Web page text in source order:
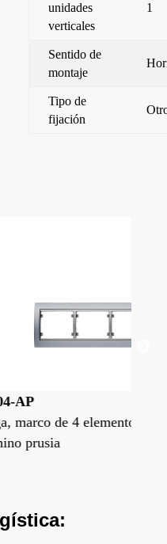
unidades
verticales
1
Sentido de
montaje
Tipo de
fijación
horizontal,